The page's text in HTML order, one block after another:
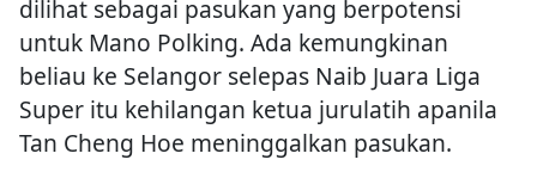
dilihat sebagai pasukan yang berpotensi
untuk Mano Polking. Ada kemungkinan
beliau ke Selangor selepas Naib Juara Liga
Super itu kehilangan ketua jurulatih apanila
Tan Cheng Hoe meninggalkan pasukan.